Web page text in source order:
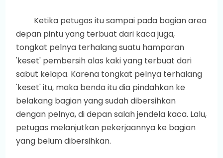
Ketika petugas itu sampai pada bagian area
depan pintu yang terbuat dari kaca juga,
tongkat pelnya terhalang suatu hamparan
'keset' pembersih alas kaki yang terbuat dari
sabut kelapa. Karena tongkat pelnya terhalang
'keset' itu, maka benda itu dia pindahkan ke
belakang bagian yang sudah dibersihkan
dengan pelnya, di depan salah jendela kaca. Lalu,
petugas melanjutkan pekerjaannya ke bagian
yang belum dibersihkan.